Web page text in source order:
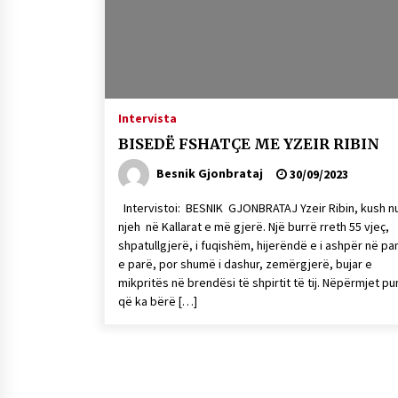
KALLARATI NË AKSIONET
KOMBËTARE PËR RINDËRTIMIN E
22/09/2025
Intervista
BISEDË FSHATÇE ME YZEIR RIBIN
Besnik Gjonbrataj 30/09/2023
Intervistoi: BESNIK GJONBRATAJ Yzeir Ribin, kush
njeh në Kallarat e më gjerë. Një burrë rreth 55 vjeç,
shpatullgjerë, i fuqishëm, hijerëndë e i ashpër në
e parë, por shumë i dashur, zemërgjerë, bujar e
mikpritës në brendësi të shpirtit të tij. Nëpërmjet
që ka bërë […]